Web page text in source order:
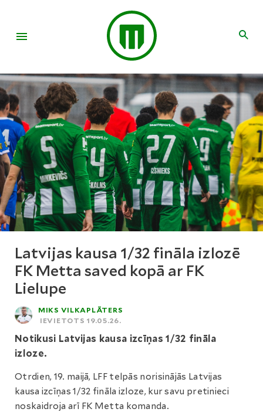
Latvijas kausa 1/32 fināla izlozē
FK Metta saved kopā ar FK
Lielupe
MIKS VILKAPLĀTERS
IEVIETOTS 19.05.26.
Notikusi Latvijas kausa izcīņas 1/32 fināla
izloze.
Otrdien, 19. maijā, LFF telpās norisinājās Latvijas
kausa izcīņas 1/32 fināla izloze, kur savu pretinieci
noskaidroja arī FK Metta komanda.